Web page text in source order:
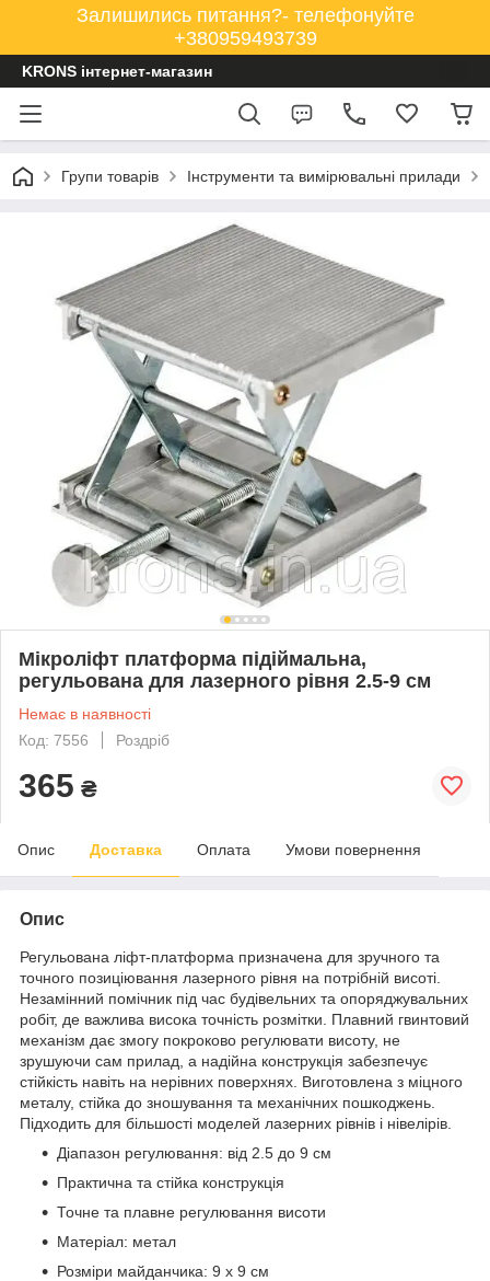
Залишились питання?- телефонуйте
+380959493739
KRONS інтернет-магазин
Групи товарів Інструменти та вимірювальні прилади
Мікроліфт платформа підіймальна,
регульована для лазерного рівня 2.5-9 см
Немає в наявності
Код: 7556
Роздріб
365 ₴
Опис Доставка Оплата Умови повернення
Опис
Регульована ліфт-платформа призначена для зручного та
точного позиціювання лазерного рівня на потрібній висоті.
Незамінний помічник під час будівельних та опоряджувальних
робіт, де важлива висока точність розмітки. Плавний гвинтовий
механізм дає змогу покроково регулювати висоту, не
зрушуючи сам прилад, а надійна конструкція забезпечує
стійкість навіть на нерівних поверхнях. Виготовлена з міцного
металу, стійка до зношування та механічних пошкоджень.
Підходить для більшості моделей лазерних рівнів і нівелірів.
Діапазон регулювання: від 2.5 до 9 см
Практична та стійка конструкція
Точне та плавне регулювання висоти
Матеріал: метал
Розміри майданчика: 9 x 9 см